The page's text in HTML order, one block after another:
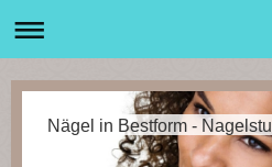
Nägel in Bestform -